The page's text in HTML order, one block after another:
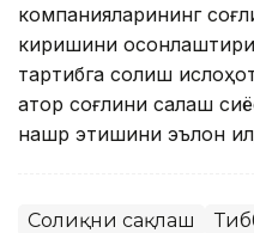
компанияларининг
киришини
тартибга солиш
қатор соғлиқни сақлаш
нашр этишини эълон
Соғлиқни сақлаш